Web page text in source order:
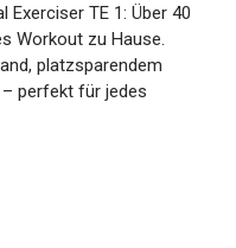
TE 1: Über 40
Workout zu Hause.
platzsparendem
perfekt für jedes